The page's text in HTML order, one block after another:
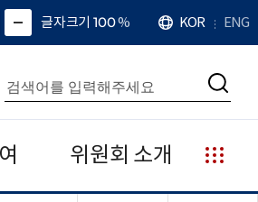
면
소
확
대
치
글자크기 100%
언
어
KOR ENG
통
합
검
색
검
위원회 소개
누
리